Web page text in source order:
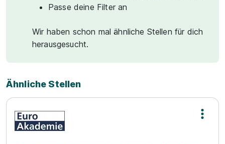
Passe deine Filter an
Wir haben schon mal ähnliche Stellen für dich
herausgesucht.
Ähnliche Stellen